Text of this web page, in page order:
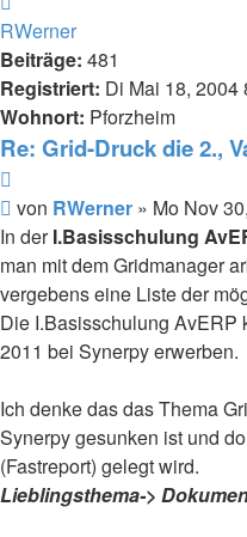
oben
RWerner
Beiträge: 481
Registriert: Di Mai 18, 2004
Wohnort: Pforzheim
Re: Grid-Druck die 2.,
Beitrag
von RWerner » Mo Nov
In derI.Basisschulung
man mit dem Gridmanager
vergebens eine Liste der
Die I.Basisschulung AvERP
2011 bei Synerpy erwerben.
Ich denke das das Thema
Synerpy gesunken ist und
(Fastreport) gelegt wird.
Lieblingsthema->